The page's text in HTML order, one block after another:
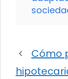
Cómo